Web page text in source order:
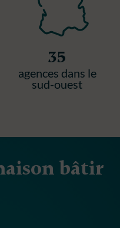
35
agences dans le
sud-ouest
bâtir